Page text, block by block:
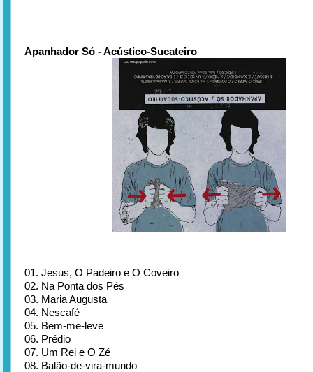
Apanhador Só - Acústico-Sucateiro
01. Jesus, O Padeiro e O Coveiro
02. Na Ponta dos Pés
03. Maria Augusta
04. Nescafé
05. Bem-me-leve
06. Prédio
07. Um Rei e O Zé
08. Balão-de-vira-mundo